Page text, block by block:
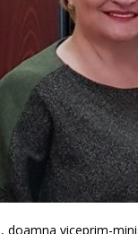
doamna viceprim-